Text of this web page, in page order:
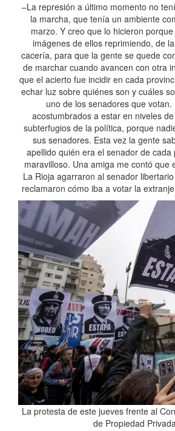
–La represión a último momento no
la marcha, que tenía un ambiente
marzo. Y creo que lo hicieron
imágenes de ellos reprimiendo, de
cacería, para que la gente se quede
de marchar cuando avancen con otra
que el acierto fue incidir en cada
echar luz sobre quiénes son y cuáles
uno de los senadores que votan.
acostumbrados a estar en niveles
subterfugios de la política, porque
sus senadores. Esta vez la gente
apellido quién era el senador de cada
maravilloso. Una amiga me contó que
La Rioja agarraron al senador
reclamaron cómo iba a votar la
La protesta de este jueves frente al
de Propiedad